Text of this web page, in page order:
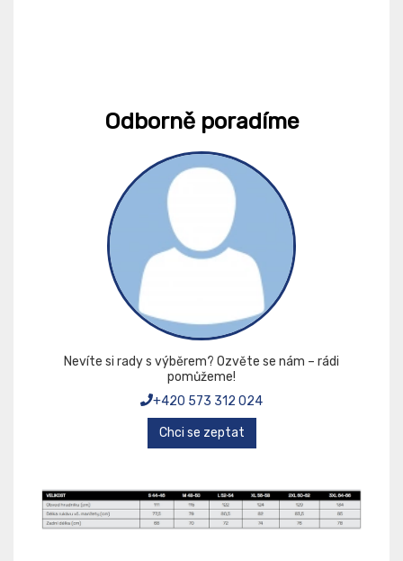
Odborně poradíme
Nevíte si rady s výběrem? Ozvěte se nám – rádi
pomůžeme!
+420 573 312 024
Chci se zeptat